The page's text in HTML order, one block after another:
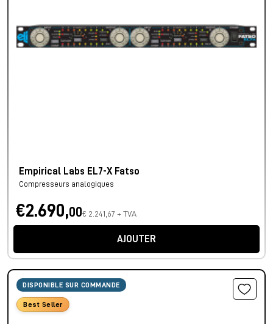
Empirical Labs EL7-X Fatso
Compresseurs analogiques
€2.690,00€ 2.241,67 + TVA
AJOUTER
DISPONIBLE SUR COMMANDE
Best Seller